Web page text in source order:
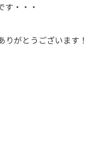
す・・・
がとうございます！